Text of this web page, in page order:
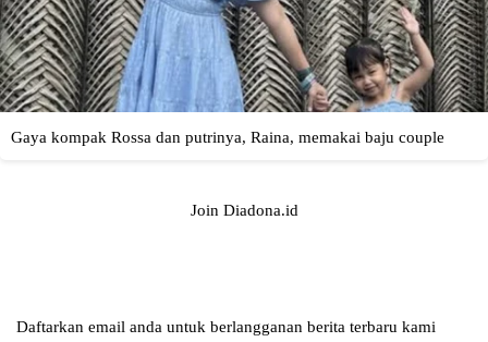
Join Diadona.id
Daftarkan email anda untuk berlangganan berita terbaru kami